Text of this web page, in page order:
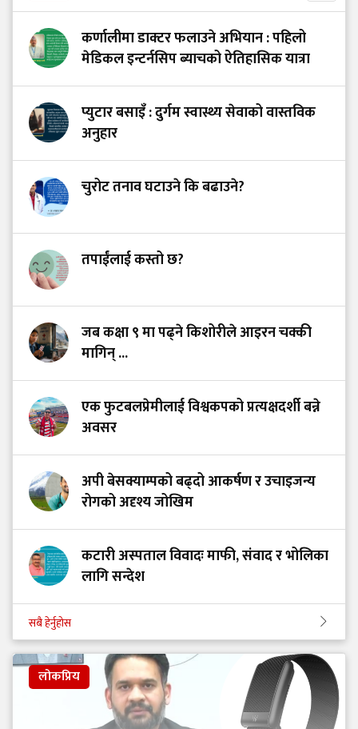
कर्णालीमा डाक्टर फलाउने अभियान : पहिलो
मेडिकल इन्टर्नसिप ब्याचको ऐतिहासिक यात्रा
प्युटार बसाइँ : दुर्गम स्वास्थ्य सेवाको वास्तविक
अनुहार
चुरोट तनाव घटाउने कि बढाउने?
तपाईंलाई कस्तो छ?
जब कक्षा ९ मा पढ्ने किशोरीले आइरन चक्की
मागिन् ...
एक फुटबलप्रेमीलाई विश्वकपको प्रत्यक्षदर्शी बन्ने
अवसर
अपी बेसक्याम्पको बढ्दो आकर्षण र उचाइजन्य
रोगको अदृश्य जोखिम
कटारी अस्पताल विवादः माफी, संवाद र भोलिका
लागि सन्देश
सबै हेर्नुहोस
लोकप्रिय